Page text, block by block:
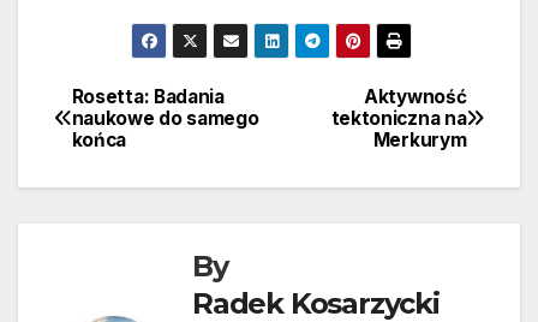
Nawigacja
wpisu
Aktywność
tektoniczna na
Merkurym
Rosetta: Badania
naukowe do samego
końca
By
Radek Kosarzycki